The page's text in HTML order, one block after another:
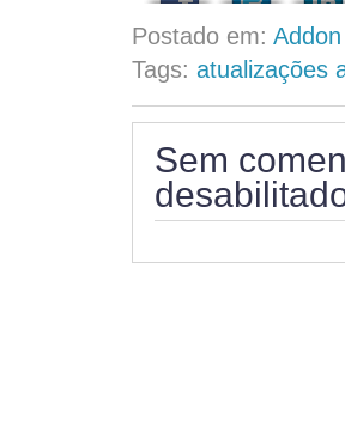
Postado em:
Tags: atualizações
Sem